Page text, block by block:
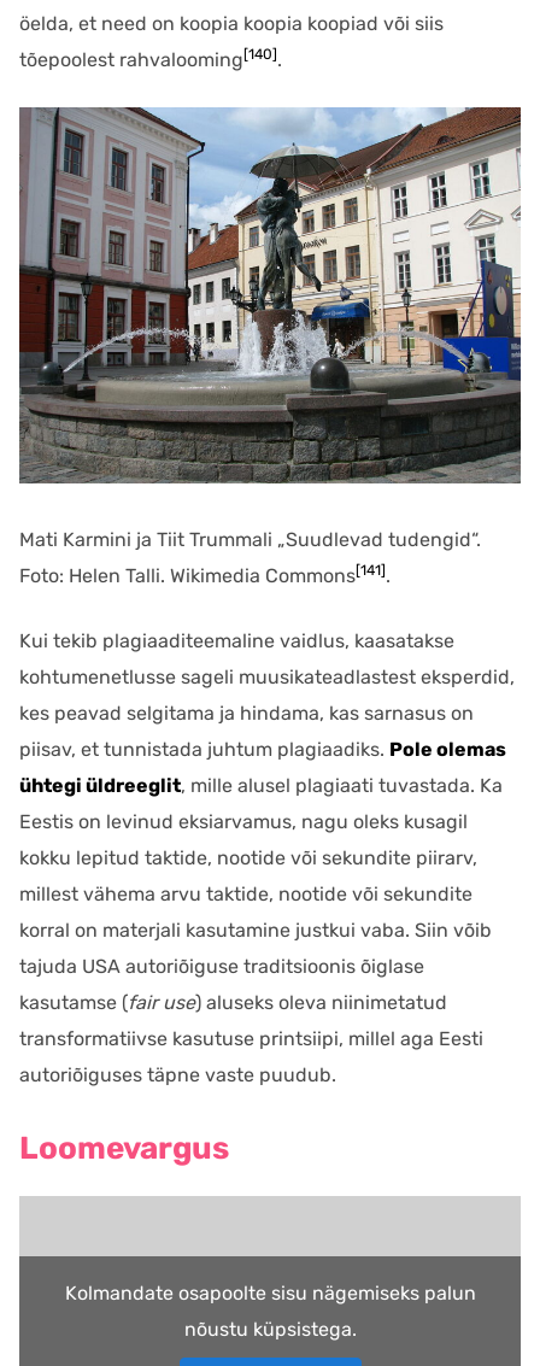
öelda, et need on koopia koopia koopiad või siis
tõepoolest rahvalooming [140] .
Mati Karmini ja Tiit Trummali „Suudlevad tudengid“.
Foto: Helen Talli. Wikimedia Commons[141] .
Kui tekib plagiaaditeemaline vaidlus, kaasatakse
kohtumenetlusse sageli muusikateadlastest eksperdid,
kes peavad selgitama ja hindama, kas sarnasus on
piisav, et tunnistada juhtum plagiaadiks. Pole olemas
ühtegi üldreeglit, mille alusel plagiaati tuvastada. Ka
Eestis on levinud eksiarvamus, nagu oleks kusagil
kokku lepitud taktide, nootide või sekundite piirarv,
millest vähema arvu taktide, nootide või sekundite
korral on materjali kasutamine justkui vaba. Siin võib
tajuda USA autoriõiguse traditsioonis õiglase
kasutamse (fair use) aluseks oleva niinimetatud
transformatiivse kasutuse printsiipi, millel aga Eesti
autoriõiguses täpne vaste puudub.
Loomevargus
Kolmandate osapoolte sisu nägemiseks palun
nõustu küpsistega.